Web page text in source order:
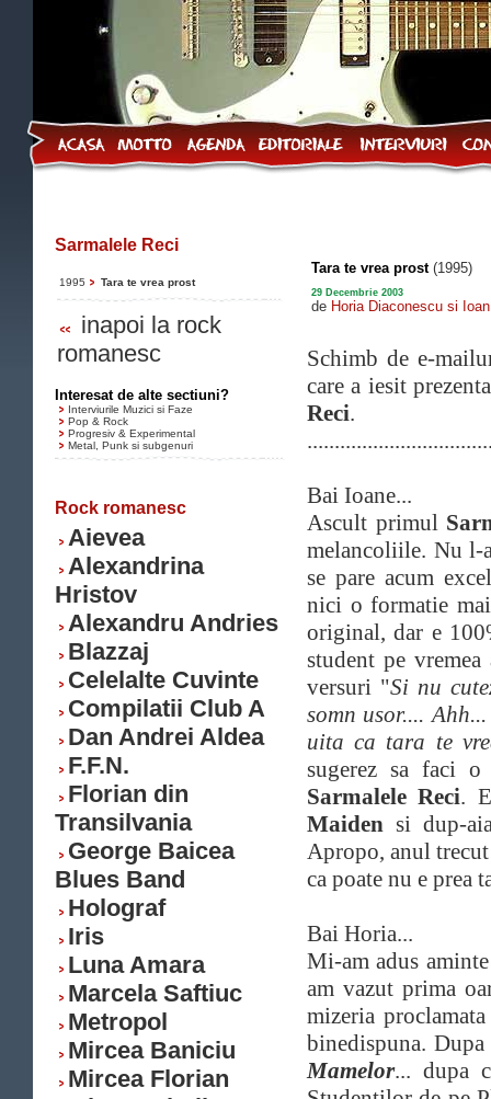
Sarmalele Reci
1995 Tara te vrea prost
inapoi la rock
romanesc
Interesat de alte sectiuni?
Interviurile Muzici si Faze
Pop & Rock
Progresiv & Experimental
Metal, Punk si subgenuri
Rock romanesc
Aievea
Alexandrina
Hristov
Alexandru Andries
Blazzaj
Celelalte Cuvinte
Compilatii Club A
Dan Andrei Aldea
F.F.N.
Florian din
Transilvania
George Baicea
Blues Band
Holograf
Iris
Luna Amara
Marcela Saftiuc
Metropol
Mircea Baniciu
Mircea Florian
Tara te vrea prost(1995)
29 Decembrie 2003
de Horia Diaconescu si
Schimb de e-
care a iesit
Reci.
Bai Ioane...
Ascult primul
melancoliile. Nu l-
se pare acum
nici o formatie
original, dar e
student pe
versuri "Si nu
somn usor....
uita ca tara te
sugerez sa faci
Sarmalele Reci.
Maiden si dup-
Apropo, anul
ca poate nu e prea
Bai Horia...
Mi-am adus
am vazut prima
mizeria
binedispuna.
Mamelor... dupa